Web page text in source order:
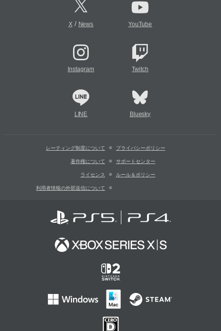
X/ News YouTube
Instagram Twitch
LINE Bluesky
レーティング制度について プライバシーポリシー
著作権について サポートセンター
ライセンス ルール＆ポリシー
利用者情報の外部送信について